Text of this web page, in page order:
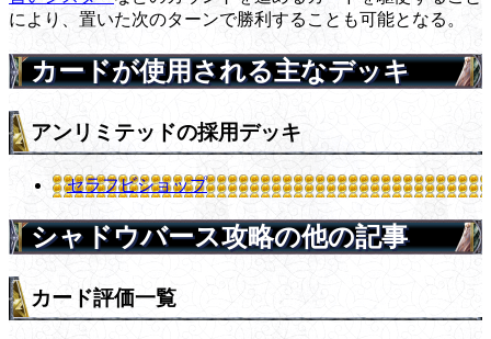
により、置いた次のターンで勝利することも可能となる。
カードが使用される主なデッキ
アンリミテッドの採用デッキ
セラフビショップ
シャドウバース攻略の他の記事
カード評価一覧